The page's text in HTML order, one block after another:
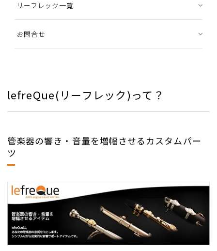
リーフレック一覧
お問合せ
lefreQue(リーフレック)って？
管楽器の響き・音量を増幅させるカスタムパー
ツ